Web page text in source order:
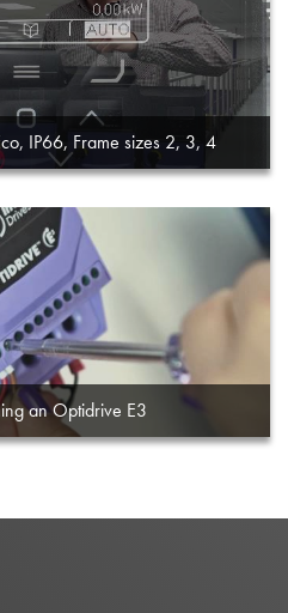
IP66, Frame sizes 2, 3, 4
an Optidrive E3